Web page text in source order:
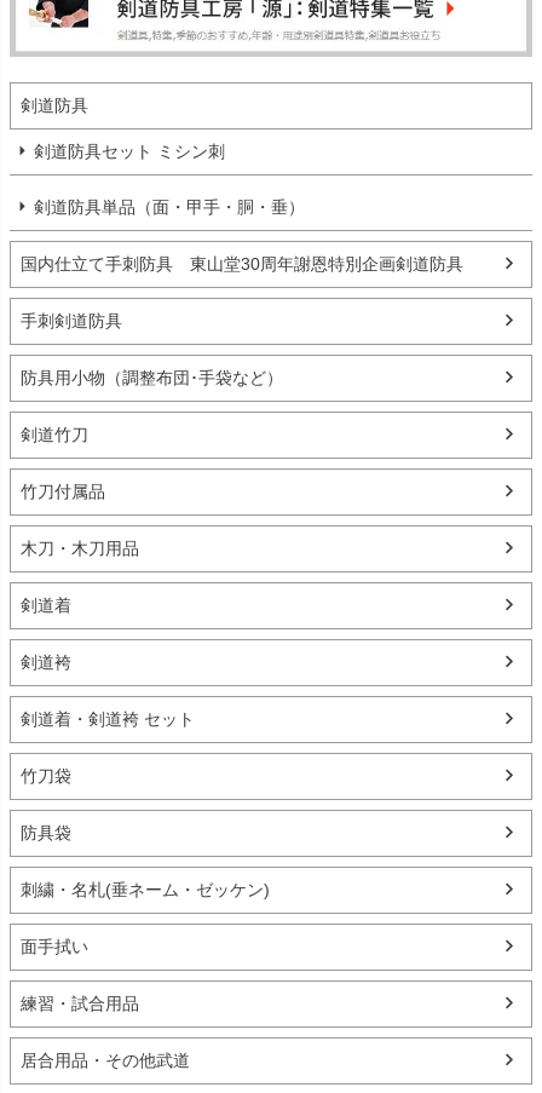
剣道防具
剣道防具セット ミシン刺
剣道防具単品（面・甲手・胴・垂）
国内仕立て手刺防具 東山堂30周年謝恩特別企画剣道防具
手刺剣道防具
防具用小物（調整布団･手袋など）
剣道竹刀
竹刀付属品
木刀・木刀用品
剣道着
剣道袴
剣道着・剣道袴 セット
竹刀袋
防具袋
刺繍・名札(垂ネーム・ゼッケン)
面手拭い
練習・試合用品
居合用品・その他武道